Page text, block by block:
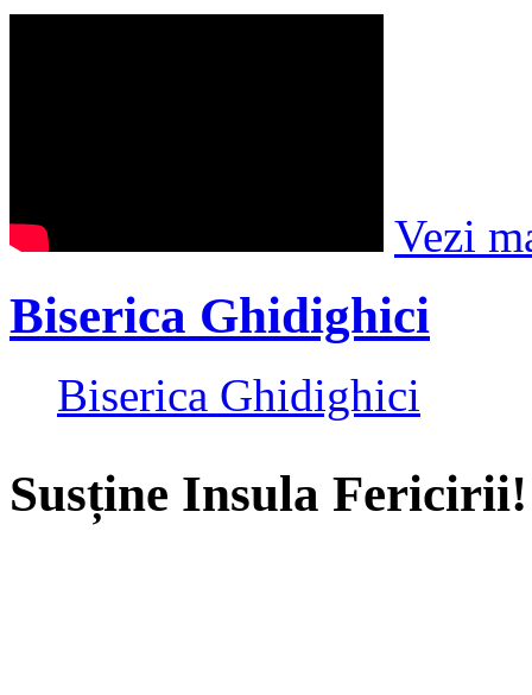
Vezi
Biserica Ghidighici
Biserica Ghidighici
Susține Insula Fericirii!